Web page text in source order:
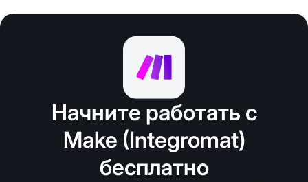
Начните работать с
Make (Integromat)
бесплатно